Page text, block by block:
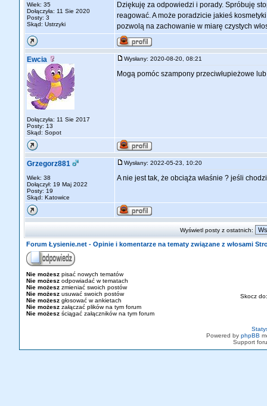
Wiek: 35
Dołączyła: 11 Sie 2020
Posty: 3
Skąd: Ustrzyki
Dziękuję za odpowiedzi i porady. Spróbuję
reagować. A może poradzicie jakieś
pozwolą na zachowanie w miarę czystych
Ewcia
Dołączyła: 11 Sie 2017
Posty: 13
Skąd: Sopot
Wysłany: 2020-08-20, 08:21
Mogą pomóc szampony przeciwłupieżowe
Grzegorz881
Wiek: 38
Dołączył: 19 Maj 2022
Posty: 19
Skąd: Katowice
Wysłany: 2022-05-23, 10:20
A nie jest tak, że obciąża właśnie ? jeśli
Wyświetl posty z ostatnich:
Forum Łysienie.net - Opinie i komentarze na tematy związane z włosami
Nie możesz pisać nowych tematów
Nie możesz odpowiadać w tematach
Nie możesz zmieniać swoich postów
Nie możesz usuwać swoich postów
Nie możesz głosować w ankietach
Nie możesz załączać plików na tym forum
Nie możesz ściągać załączników na tym forum
Skocz
Powered by phpBB
Support